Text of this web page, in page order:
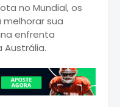
no Mundial, os
sua
enfrenta
Austrália.